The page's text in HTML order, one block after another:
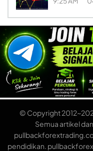
© Copyright
Semua artikel
pendidikan.